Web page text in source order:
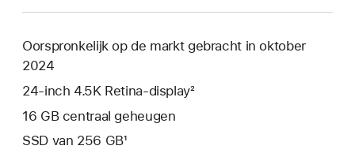
Oorspronkelijk op de markt gebracht in oktober
2024
24‑inch 4.5K Retina-display²
16 GB centraal geheugen
SSD van 256 GB¹